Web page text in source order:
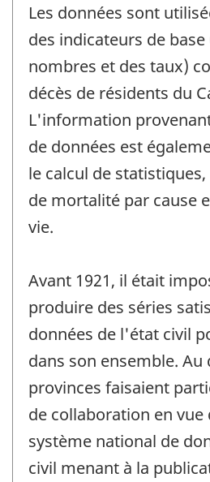
Les données sont
des indicateurs de
nombres et des taux)
décès de résidents du
L'information
de données est
le calcul de
de mortalité par cause
vie.
Avant 1921, il était
produire des séries
données de l'état civil
dans son ensemble.
provinces faisaient
de collaboration en
système national de
civil menant à la